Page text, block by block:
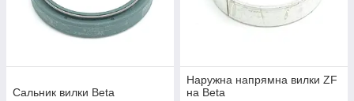
Сальник вилки Beta
Наружна напрямна вилки ZF
на Beta